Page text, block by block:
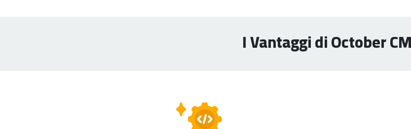
I Vantaggi di October